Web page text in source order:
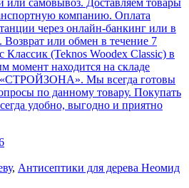
или самовывоз. Доставляем товары
компанию. Оплата
через онлайн-банкинг или в
Возврат или обмен в течение 7
Классик (Teknos Woodex Classic) в
момент находится на складе
«СТРОЙЗОНА». Мы всегда готовы
по данному товару. Покупать
удобно, выгодно и приятно
, Антисептики для дерева Неомид